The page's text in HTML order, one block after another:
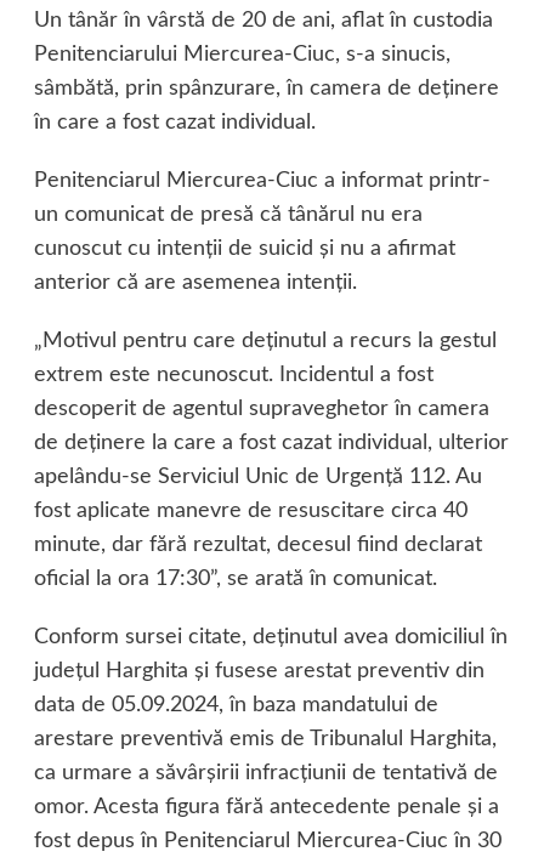
Un tânăr în vârstă de 20 de ani, aflat în custodia
Penitenciarului Miercurea-Ciuc, s-a sinucis,
sâmbătă, prin spânzurare, în camera de deţinere
în care a fost cazat individual.
Penitenciarul Miercurea-Ciuc a informat printr-
un comunicat de presă că tânărul nu era
cunoscut cu intenţii de suicid şi nu a afirmat
anterior că are asemenea intenţii.
„Motivul pentru care deţinutul a recurs la gestul
extrem este necunoscut. Incidentul a fost
descoperit de agentul supraveghetor în camera
de deţinere la care a fost cazat individual, ulterior
apelându-se Serviciul Unic de Urgenţă 112. Au
fost aplicate manevre de resuscitare circa 40
minute, dar fără rezultat, decesul fiind declarat
oficial la ora 17:30”, se arată în comunicat.
Conform sursei citate, deţinutul avea domiciliul în
judeţul Harghita şi fusese arestat preventiv din
data de 05.09.2024, în baza mandatului de
arestare preventivă emis de Tribunalul Harghita,
ca urmare a săvârşirii infracţiunii de tentativă de
omor. Acesta figura fără antecedente penale şi a
fost depus în Penitenciarul Miercurea-Ciuc în 30